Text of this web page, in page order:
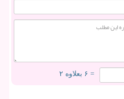
= ۶ بعلاوه ۲